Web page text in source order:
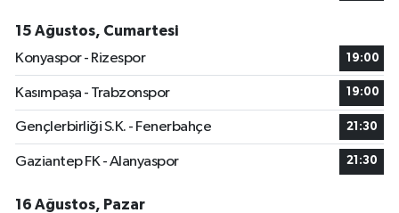
15 Ağustos, Cumartesi
Konyaspor - Rizespor
19:00
Kasımpaşa - Trabzonspor 19:00
Gençlerbirliği S.K. - Fenerbahçe 21:30
Gaziantep FK - Alanyaspor 21:30
16 Ağustos, Pazar